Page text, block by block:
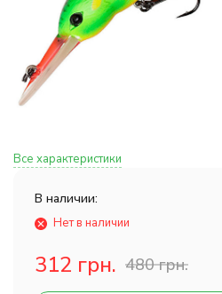
Все характеристики
В наличии:
Нет в наличии
312 грн. 480 грн.